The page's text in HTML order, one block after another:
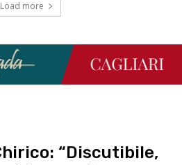
Load more